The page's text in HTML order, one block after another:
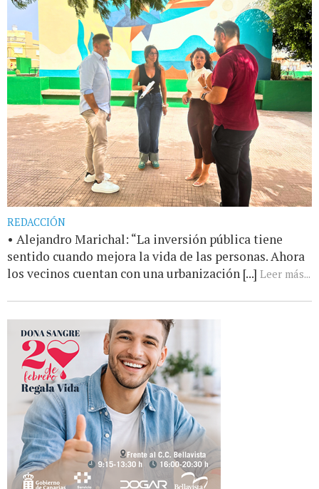
REDACCIÓN
• Alejandro Marichal: “La inversión pública tiene
sentido cuando mejora la vida de las personas. Ahora
los vecinos cuentan con una urbanización [...] Leer más...